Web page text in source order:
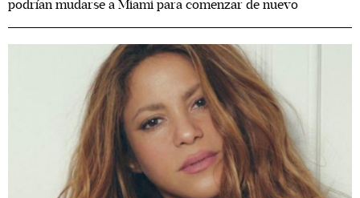
podrían mudarse a Miami para comenzar de nuevo